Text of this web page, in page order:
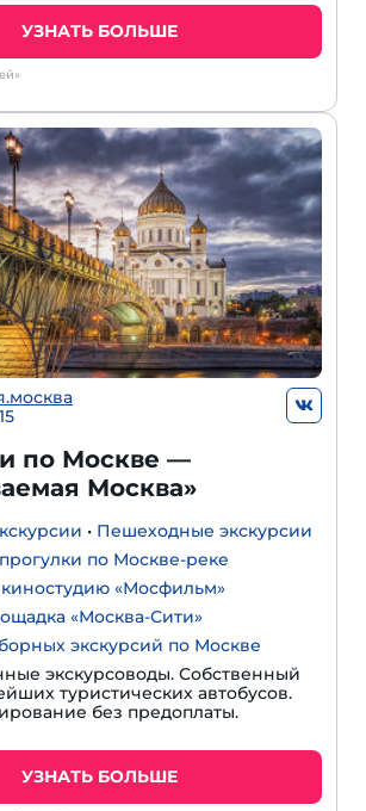
УЗНАТЬ БОЛЬШЕ
по Москве —
Москва»
• Пешеходные экскурсии
по Москве-реке
«Мосфильм»
«Москва-Сити»
экскурсий по Москве
экскурсоводы. Собственный
туристических автобусов.
без предоплаты.
УЗНАТЬ БОЛЬШЕ